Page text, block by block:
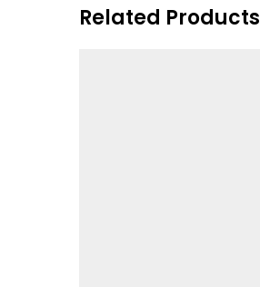
Related Products